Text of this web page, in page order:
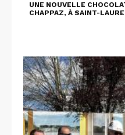
UNE NOUVELLE
CHAPPAZ, À SAINT-